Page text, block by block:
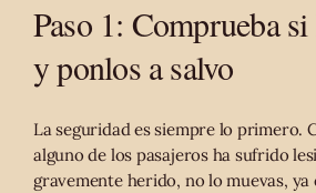
Paso 1: Comprueba
y ponlos a salvo
La seguridad es siempre lo primero.
alguno de los pasajeros ha sufrido
gravemente herido, no lo muevas,